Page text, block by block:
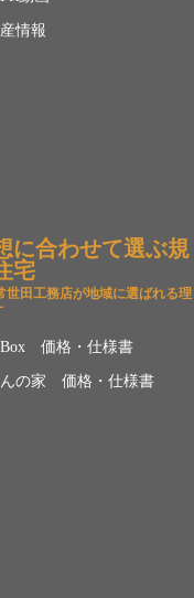
情報
に合わせて選ぶ規
宅
世田工務店が地域に選ばれる理
価格・仕様書
の家 価格・仕様書